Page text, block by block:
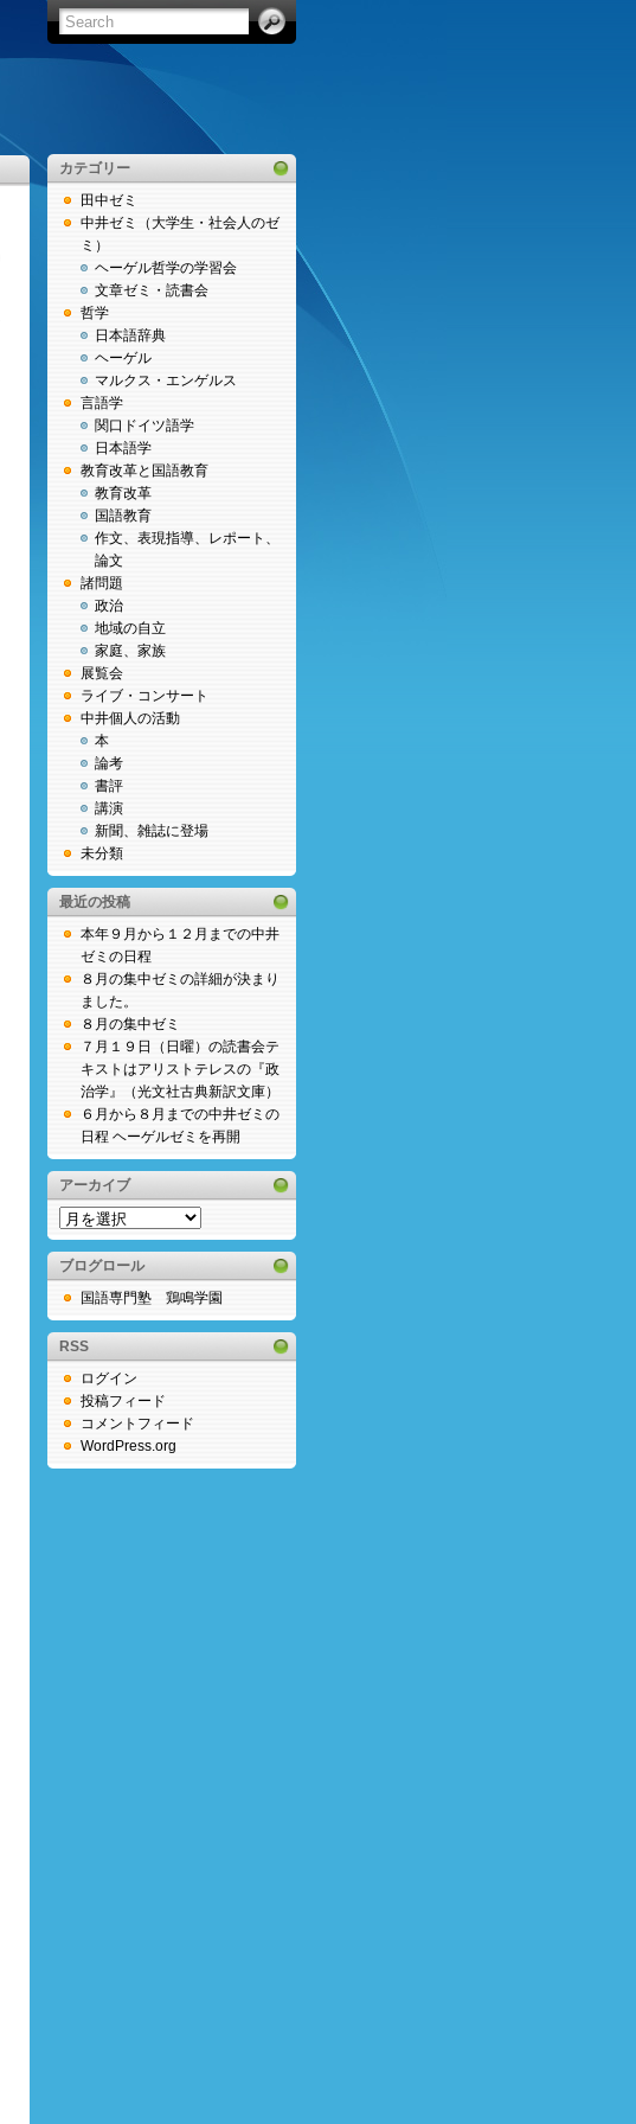
カテゴリー
田中ゼミ
中井ゼミ（大学生・社会人のゼ
ミ）
ヘーゲル哲学の学習会
文章ゼミ・読書会
哲学
日本語辞典
ヘーゲル
マルクス・エンゲルス
言語学
関口ドイツ語学
日本語学
教育改革と国語教育
教育改革
国語教育
作文、表現指導、レポート、
論文
諸問題
政治
地域の自立
家庭、家族
展覧会
ライブ・コンサート
中井個人の活動
本
論考
書評
講演
新聞、雑誌に登場
未分類
最近の投稿
本年９月から１２月までの中井
ゼミの日程
８月の集中ゼミの詳細が決まり
ました。
８月の集中ゼミ
７月１９日（日曜）の読書会テ
キストはアリストテレスの『政
治学』（光文社古典新訳文庫）
６月から８月までの中井ゼミの
日程 ヘーゲルゼミを再開
アーカイブ
ア
ー
カ
イ
ブ
ブログロール
国語専門塾 鶏鳴学園
RSS
ログイン
投稿フィード
コメントフィード
WordPress.org